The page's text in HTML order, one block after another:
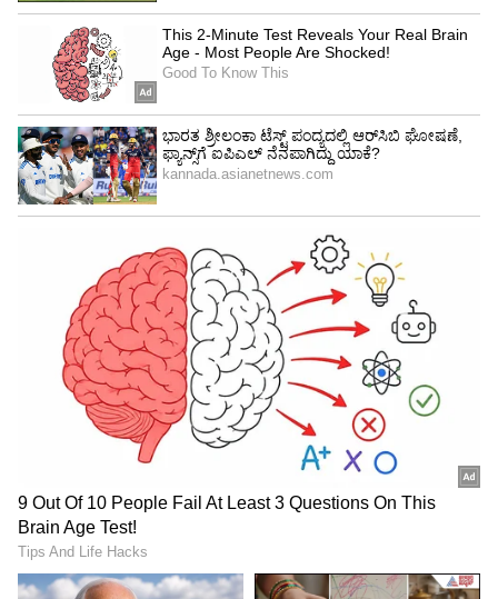
ಯೋಗೇಶ್ವರ್‌ ಚನ್ನಪಟ್ಟಣ ಕ್ಷೇತ್ರಕ್ಕೆ, ಜಲ ಸಂಪನ್ಮೂಲಕ್ಕೆ
ತಮ್ಮದೇ ಆದ ಕೊಡುಗೆ, ಡಿ.ಕೆ.ಶಿವಕುಮಾರ್, ಡಿ.ಕೆ.ಸುರೇಶ್
ಚನ್ನಪಟ್ಟಣ ಅಭಿವೃದ್ಧಿಗೆ ಶ್ರಮ ವಹಿಸಲಿದ್ದಾರೆ. ಅಭಿವೃದ್ಧಿ ಕಡೆ
ಗಮನಕೊಟ್ಟು ಜನ ಮತ ನೀಡುತ್ತಾರೆ ಎಂದು ವಿಶ್ವಾಸ
ವ್ಯಕ್ತಪಡಿಸಿದರು.